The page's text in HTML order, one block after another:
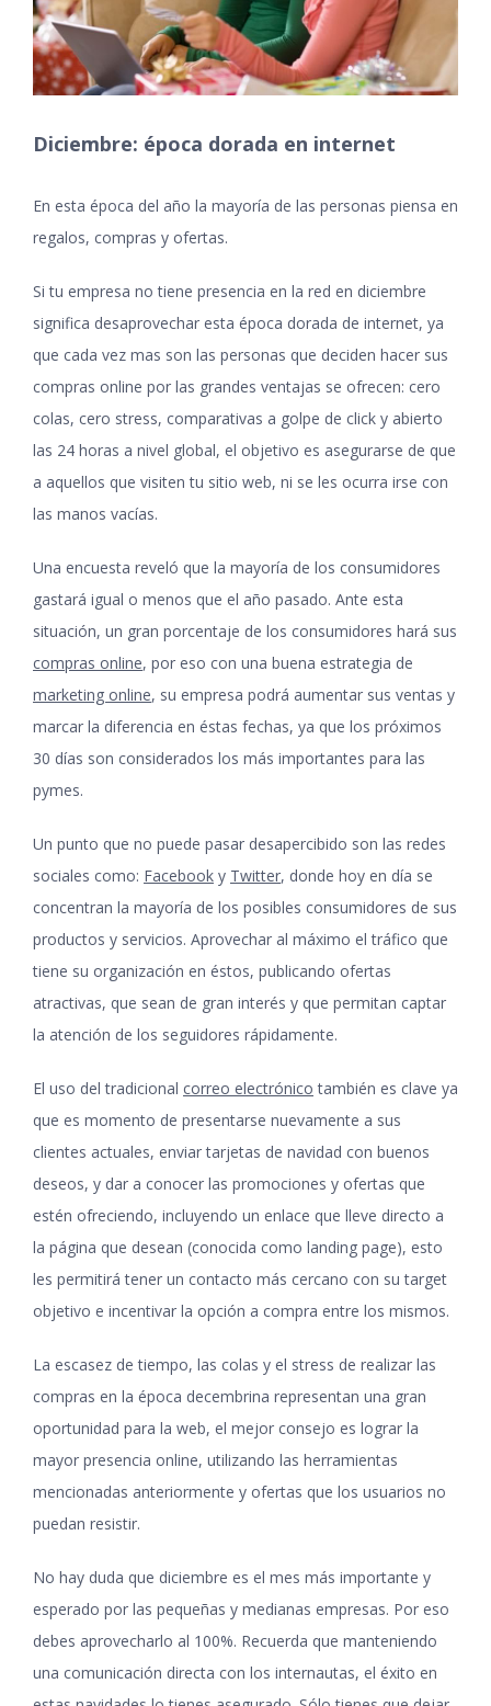
Diciembre: época dorada en internet
En esta época del año la mayoría de las personas piensa en
regalos, compras y ofertas.
Si tu empresa no tiene presencia en la red en diciembre
significa desaprovechar esta época dorada de internet, ya
que cada vez mas son las personas que deciden hacer sus
compras online por las grandes ventajas se ofrecen: cero
colas, cero stress, comparativas a golpe de click y abierto
las 24 horas a nivel global, el objetivo es asegurarse de que
a aquellos que visiten tu sitio web, ni se les ocurra irse con
las manos vacías.
Una encuesta reveló que la mayoría de los consumidores
gastará igual o menos que el año pasado. Ante esta
situación, un gran porcentaje de los consumidores hará sus
compras online, por eso con una buena estrategia de
marketing online, su empresa podrá aumentar sus ventas y
marcar la diferencia en éstas fechas, ya que los próximos
30 días son considerados los más importantes para las
pymes.
Un punto que no puede pasar desapercibido son las redes
sociales como: Facebook y Twitter, donde hoy en día se
concentran la mayoría de los posibles consumidores de sus
productos y servicios. Aprovechar al máximo el tráfico que
tiene su organización en éstos, publicando ofertas
atractivas, que sean de gran interés y que permitan captar
la atención de los seguidores rápidamente.
El uso del tradicional correo electrónico también es clave ya
que es momento de presentarse nuevamente a sus
clientes actuales, enviar tarjetas de navidad con buenos
deseos, y dar a conocer las promociones y ofertas que
estén ofreciendo, incluyendo un enlace que lleve directo a
la página que desean (conocida como landing page), esto
les permitirá tener un contacto más cercano con su target
objetivo e incentivar la opción a compra entre los mismos.
La escasez de tiempo, las colas y el stress de realizar las
compras en la época decembrina representan una gran
oportunidad para la web, el mejor consejo es lograr la
mayor presencia online, utilizando las herramientas
mencionadas anteriormente y ofertas que los usuarios no
puedan resistir.
No hay duda que diciembre es el mes más importante y
esperado por las pequeñas y medianas empresas. Por eso
debes aprovecharlo al 100%. Recuerda que manteniendo
una comunicación directa con los internautas, el éxito en